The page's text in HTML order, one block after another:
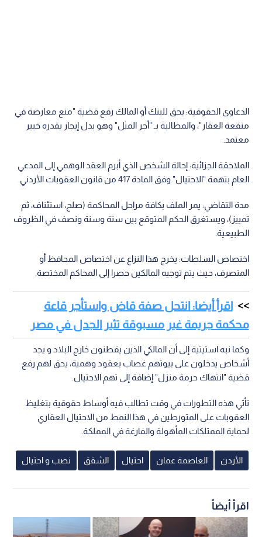
الدعاوى الحقوقية: يحق للبنك أو المالك رفع قضية "منع معارضة في
منفعة العقار"، والمطالبة بـ "أجر المثل" وهو بدل إيجار يقدره خبير
معتمد.
الملاحقة الجزائية: إحالة الشخص الذي أبرم العقد الوهمي إلى المدعي
العام بتهمة "الاحتيال" وفق المادة 417 من قانون العقوبات الأردني.
مدة التقاضي: يمر الملف بكافة مراحل المحاكمة (صلح، استئناف، ثم
تمييز)، ويستغرق الحكم المتوقع بين سنة وسنة ونصف في الظروف
الطبيعية.
اختصاص السلطات: يخرج هذا النزاع عن اختصاص المحافظ أو
المتصرف، حيث يتم توجيه المالكين حصرا إلى المحاكم المختصة.
اقرأ أيضا: انتحل صفة قاض واستأجر قاعة
محكمة جريمة غير مسبوقة تثير الجدل في مصر
وكما نبه استيتية إلى أن المالكي الذين يقطنون خارج البلاد و يجد
أشخاص يدخلون على بيوتهم غصاب بعقود وهمية، يحق لهم رفع
قضية "انتهاك حرمة منزل" إضافة إلى تهم الاحتيال.
تأتي هذه التطورات في وقت تطالب فيه أوساط حقوقية بتغليظ
العقوبات على المتورطين في هذا النمط من الاحتيال العقاري
لحماية الممتلكات المأهولة والفارغة في المملكة.
الأردن العاصمة عمان احتيال الشقق نصب و احتيال
اقرأ أيضاً